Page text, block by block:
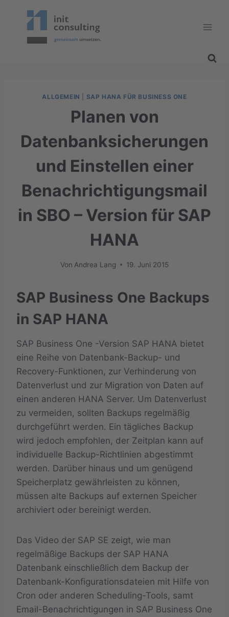
ALLGEMEIN SAP HANA FÜR BUSINESS ONE
Planen von
Datenbanksicherungen
und Einstellen einer
Benachrichtigungsmail
in SBO – Version für SAP
HANA
Von Andrea Lang 19. Juni 2015
SAP Business One Backups
in SAP HANA
SAP Business One -Version SAP HANA bietet
eine Reihe von Datenbank-Backup- und
Recovery-Funktionen, zur Verhinderung von
Datenverlust und zur Migration von Daten auf
einen anderen HANA Server. Um Datenverlust
zu vermeiden, sollten Backups regelmäßig
durchgeführt werden. Ein tägliches Backup
wird jedoch empfohlen, der Zeitplan kann auf
individuelle Backup-Richtlinien abgestimmt
werden. Darüber hinaus und um genügend
Speicherplatz gewährleisten zu können,
müssen alte Backups auf externen Speicher
archiviert oder bereinigt werden.
Das Video der SAP SE zeigt, wie man
regelmäßige Backups der SAP HANA
Datenbank einschließlich dem Backup der
Datenbank-Konfigurationsdateien mit Hilfe von
Cron oder anderen Scheduling-Tools, samt
Email-Benachrichtigungen in SAP Business One